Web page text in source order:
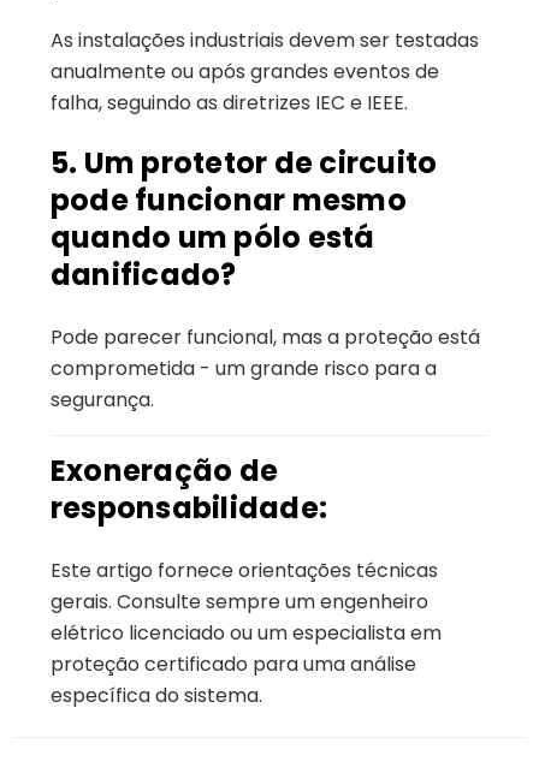
As instalações industriais devem ser testadas
anualmente ou após grandes eventos de
falha, seguindo as diretrizes IEC e IEEE.
5. Um protetor de circuito
pode funcionar mesmo
quando um pólo está
danificado?
Pode parecer funcional, mas a proteção está
comprometida - um grande risco para a
segurança.
Exoneração de
responsabilidade:
Este artigo fornece orientações técnicas
gerais. Consulte sempre um engenheiro
elétrico licenciado ou um especialista em
proteção certificado para uma análise
específica do sistema.